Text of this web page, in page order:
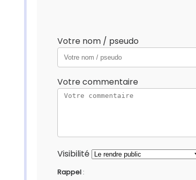
Votre nom / pseudo
Votre commentaire
Visibilité
Rappel :